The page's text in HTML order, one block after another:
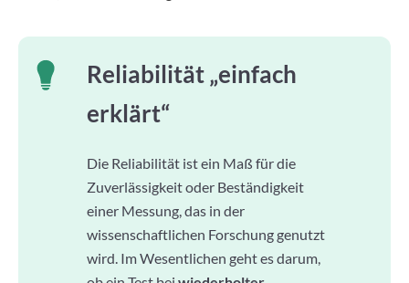
Reliabilität „einfach
erklärt“
Die Reliabilität ist ein Maß für die
Zuverlässigkeit oder Beständigkeit
einer Messung, das in der
wissenschaftlichen Forschung genutzt
wird. Im Wesentlichen geht es darum,